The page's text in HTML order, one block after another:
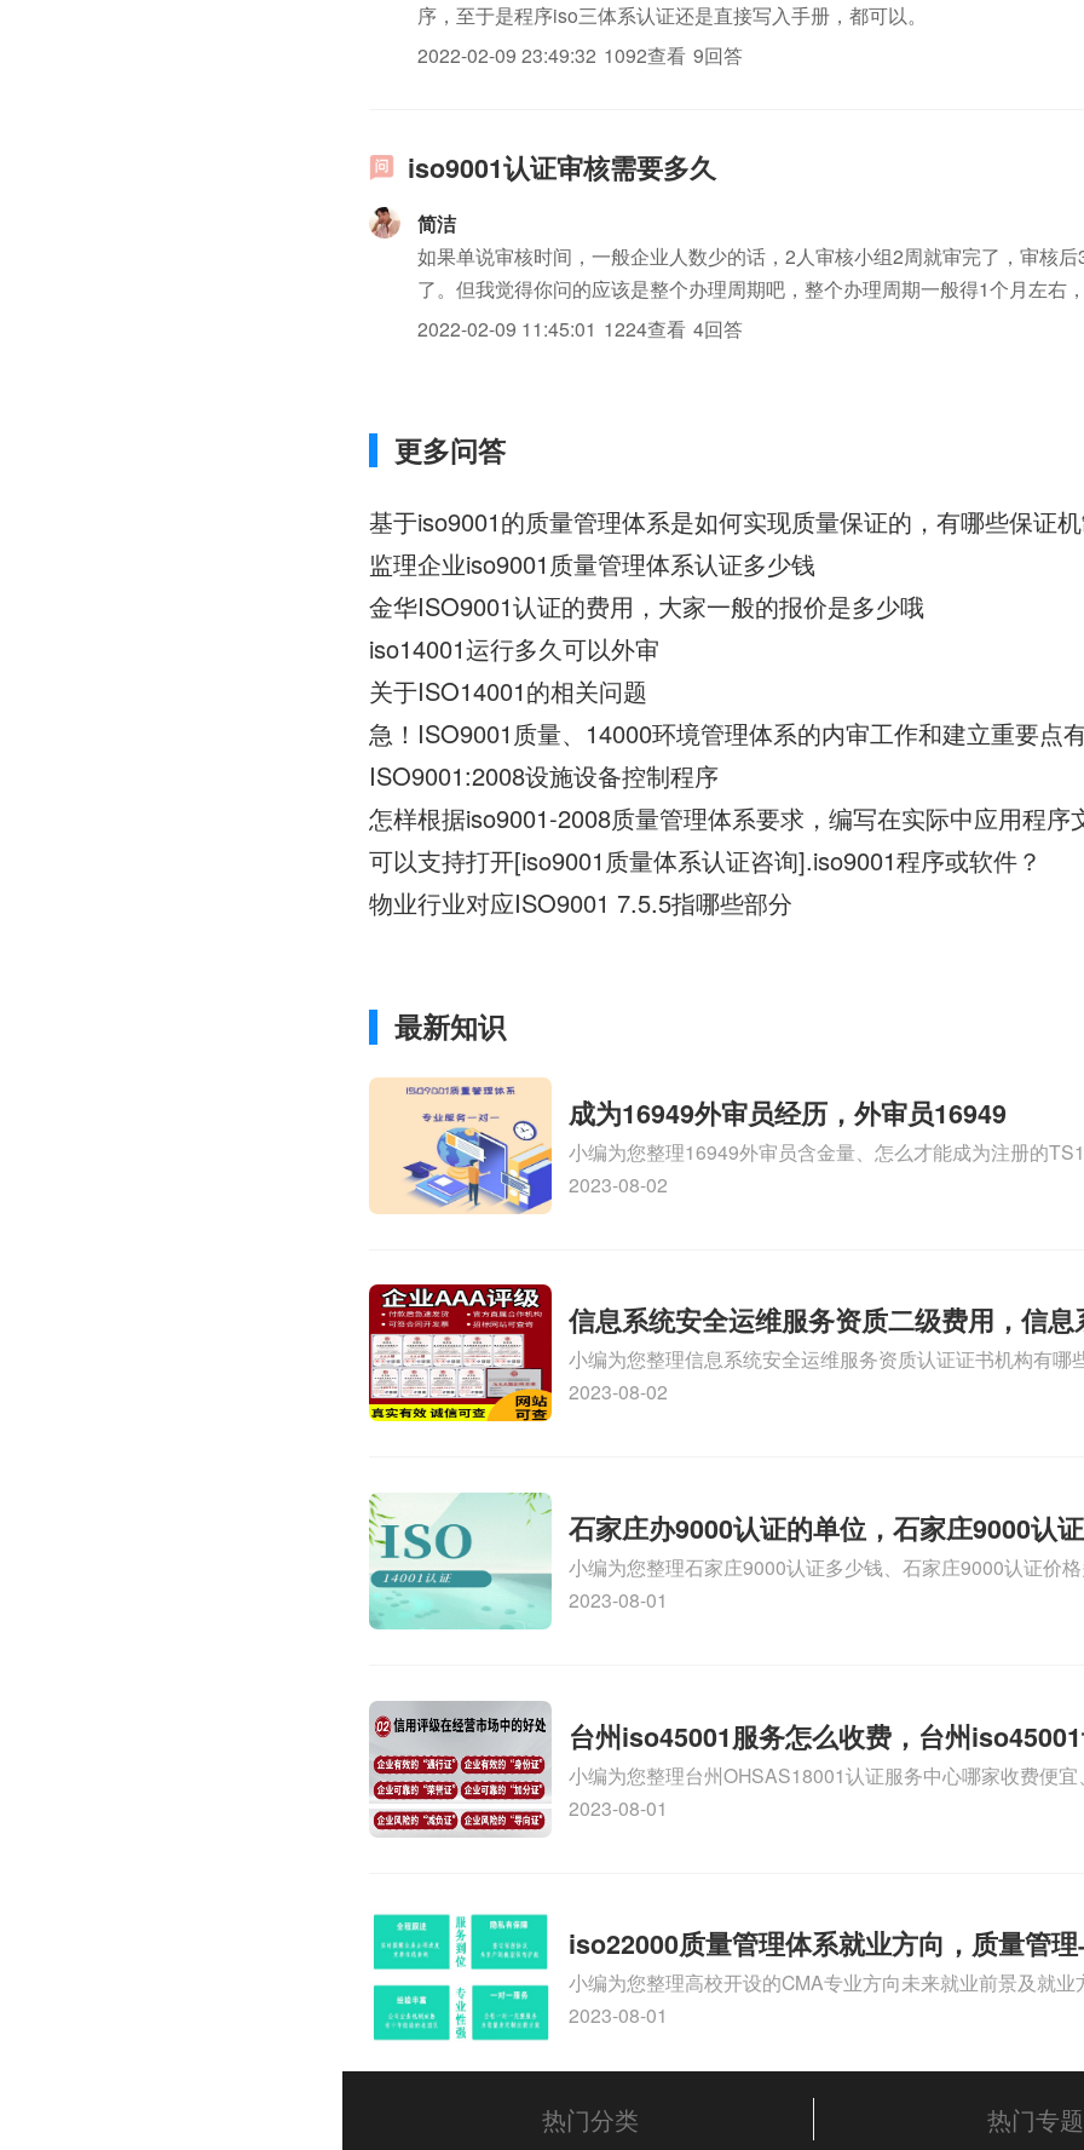
序，至于是程序iso三体系认证还是直接写入手册，都可以。
2022-02-09 23:49:32 1092查看 9回答
iso9001认证审核需要多久
简洁
如果单说审核时间，一般企业人数少的话，2人审核小组2周就审完了，审核
了。但我觉得你问的应该是整个办理周期吧，整个办理周期一般得1个月左右
15周左右。因为审核之前还有一些必需流程呢。根据企业需求大致可以分为
2022-02-09 11:45:01 1224查看 4回答
更多问答
基于iso9001的质量管理体系是如何实现质量保证的，有哪些保证
监理企业iso9001质量管理体系认证多少钱
金华ISO9001认证的费用，大家一般的报价是多少哦
iso14001运行多久可以外审
关于ISO14001的相关问题
急！ISO9001质量、14000环境管理体系的内审工作和建立重要点
ISO9001:2008设施设备控制程序
怎样根据iso9001-2008质量管理体系要求，编写在实际中应用程序
可以支持打开[iso9001质量体系认证咨询].iso9001程序或软件？
物业行业对应ISO9001 7.5.5指哪些部分
最新知识
成为16949外审员经历，外审员16949
小编为您整理16949外审员含金量、怎么才能成为注册的
审员、我也想16949外审员，不过不了解具体情况、
2023-08-02
信息系统安全运维服务资质二级费用，信
维服务资质二级
小编为您整理信息系统安全运维服务资质认证证书机构有哪
务资质的费用是多少啊、安全运维服务资质哪家便宜、安全
2023-08-02
石家庄办9000认证的单位，石家庄9000认
小编为您整理石家庄9000认证多少钱、石家庄9000认证价
9000认证大概多少钱、石家庄9000认证价格贵吗、石家庄
2023-08-01
台州iso45001服务怎么收费，台州
么收费
小编为您整理台州OHSAS18001认证服务中心哪家收费便
认证，哪个咨询公司服务好、台州CE认证,台州机械机电CE
2023-08-01
iso22000质量管理体系就业方向，质量管
方向
小编为您整理高校开设的CMA专业方向未来就业前景及就业
就业方向有哪些、国际质量认证专业的就业方向、cpa和
文！
2023-08-01
热门分类 热门专题